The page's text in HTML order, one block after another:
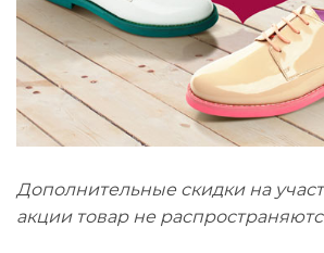
Дополнительные скидки на
акции товар не